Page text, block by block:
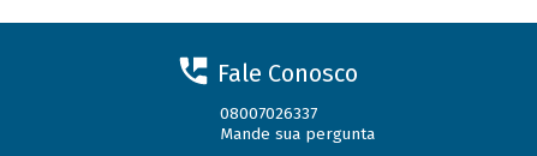
Fale Conosco
08007026337
Mande sua pergunta